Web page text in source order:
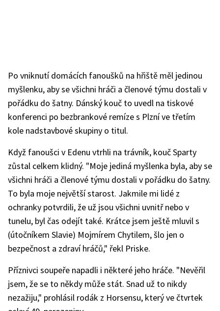
Po vniknutí domácích fanoušků na hřiště měl jedinou
myšlenku, aby se všichni hráči a členové týmu dostali v
pořádku do šatny. Dánský kouč to uvedl na tiskové
konferenci po bezbrankové remíze s Plzní ve třetím
kole nadstavbové skupiny o titul.
Když fanoušci v Edenu vtrhli na trávník, kouč Sparty
zůstal celkem klidný. "Moje jediná myšlenka byla, aby se
všichni hráči a členové týmu dostali v pořádku do šatny.
To byla moje největší starost. Jakmile mi lidé z
ochranky potvrdili, že už jsou všichni uvnitř nebo v
tunelu, byl čas odejít také. Krátce jsem ještě mluvil s
(útočníkem Slavie) Mojmírem Chytilem, šlo jen o
bezpečnost a zdraví hráčů," řekl Priske.
Příznivci soupeře napadli i některé jeho hráče. "Nevěřil
jsem, že se to někdy může stát. Snad už to nikdy
nezažiju," prohlásil rodák z Horsensu, který ve čtvrtek